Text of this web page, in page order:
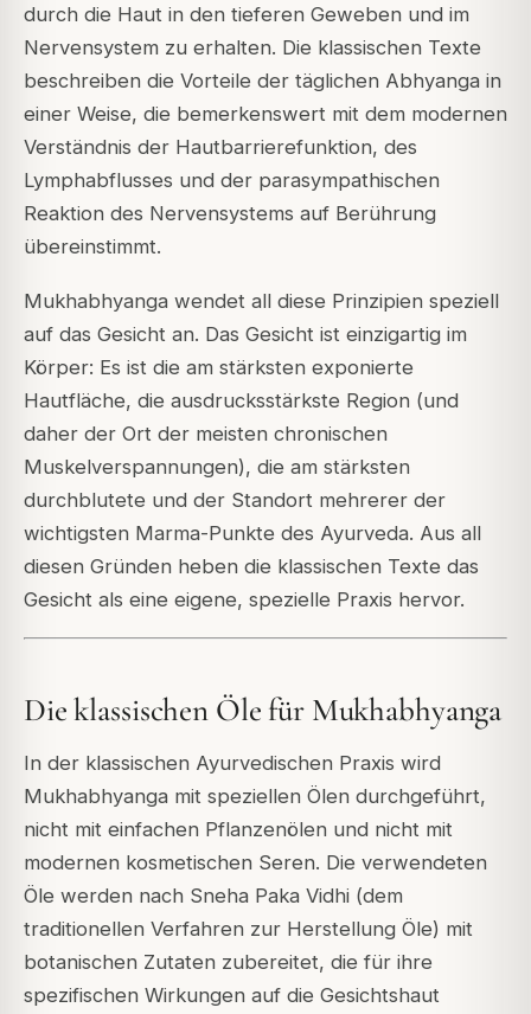
durch die Haut in den tieferen Geweben und im
Nervensystem zu erhalten. Die klassischen Texte
beschreiben die Vorteile der täglichen Abhyanga in
einer Weise, die bemerkenswert mit dem modernen
Verständnis der Hautbarrierefunktion, des
Lymphabflusses und der parasympathischen
Reaktion des Nervensystems auf Berührung
übereinstimmt.
Mukhabhyanga wendet all diese Prinzipien speziell
auf das Gesicht an. Das Gesicht ist einzigartig im
Körper: Es ist die am stärksten exponierte
Hautfläche, die ausdrucksstärkste Region (und
daher der Ort der meisten chronischen
Muskelverspannungen), die am stärksten
durchblutete und der Standort mehrerer der
wichtigsten Marma-Punkte des Ayurveda. Aus all
diesen Gründen heben die klassischen Texte das
Gesicht als eine eigene, spezielle Praxis hervor.
Die klassischen Öle für Mukhabhyanga
In der klassischen Ayurvedischen Praxis wird
Mukhabhyanga mit speziellen Ölen durchgeführt,
nicht mit einfachen Pflanzenölen und nicht mit
modernen kosmetischen Seren. Die verwendeten
Öle werden nach Sneha Paka Vidhi (dem
traditionellen Verfahren zur Herstellung Öle) mit
botanischen Zutaten zubereitet, die für ihre
spezifischen Wirkungen auf die Gesichtshaut